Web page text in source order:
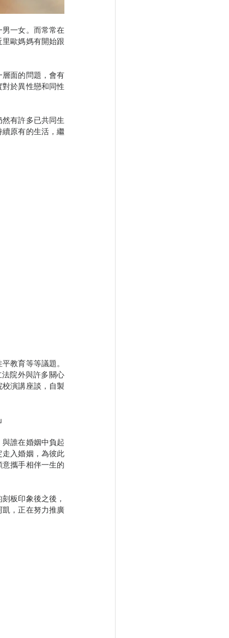
一女。而常常在
歐媽媽有開始跟
面的問題，會有
於異性戀和同性
有許多已共同生
原有的生活，繼
教育等等議題。
院外與許多關心
演講座談，自製
誰在婚姻中負起
入婚姻，為彼此
攜手相伴一生的
板印象後之後，
，正在努力推廣